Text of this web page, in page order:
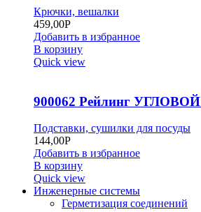
Крючки, вешалки
459,00Р
Добавить в избранное
В корзину
Quick view
900062 Рейлинг УГЛОВОЙ
Подставки, сушилки для посуды
144,00Р
Добавить в избранное
В корзину
Quick view
Инженерные системы
Герметизация соединений